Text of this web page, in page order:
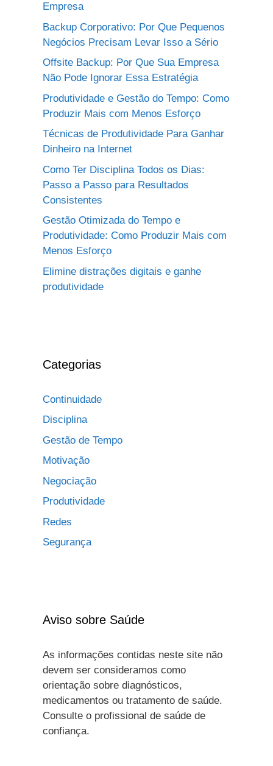
Empresa
Backup Corporativo: Por Que Pequenos
Negócios Precisam Levar Isso a Sério
Offsite Backup: Por Que Sua Empresa
Não Pode Ignorar Essa Estratégia
Produtividade e Gestão do Tempo: Como
Produzir Mais com Menos Esforço
Técnicas de Produtividade Para Ganhar
Dinheiro na Internet
Como Ter Disciplina Todos os Dias:
Passo a Passo para Resultados
Consistentes
Gestão Otimizada do Tempo e
Produtividade: Como Produzir Mais com
Menos Esforço
Elimine distrações digitais e ganhe
produtividade
Categorias
Continuidade
Disciplina
Gestão de Tempo
Motivação
Negociação
Produtividade
Redes
Segurança
Aviso sobre Saúde
As informações contidas neste site não
devem ser consideramos como
orientação sobre diagnósticos,
medicamentos ou tratamento de saúde.
Consulte o profissional de saúde de
confiança.